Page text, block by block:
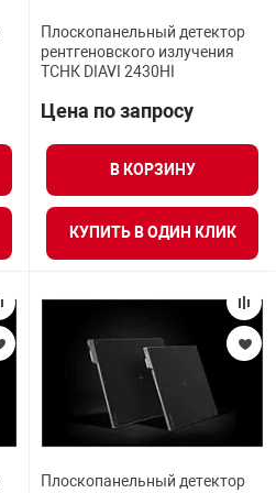
Плоскопанельный детектор
рентгеновского излучения
ТСНК DIAVI 2430HI
Цена по запросу
В КОРЗИНУ
КУПИТЬ В ОДИН КЛИК
Плоскопанельный детектор